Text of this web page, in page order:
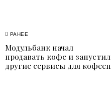
Навигация
по
записям
РАНЕЕ
Previous
post:
Модульбанк начал
продавать кофе и запустил
другие сервисы для кофеен